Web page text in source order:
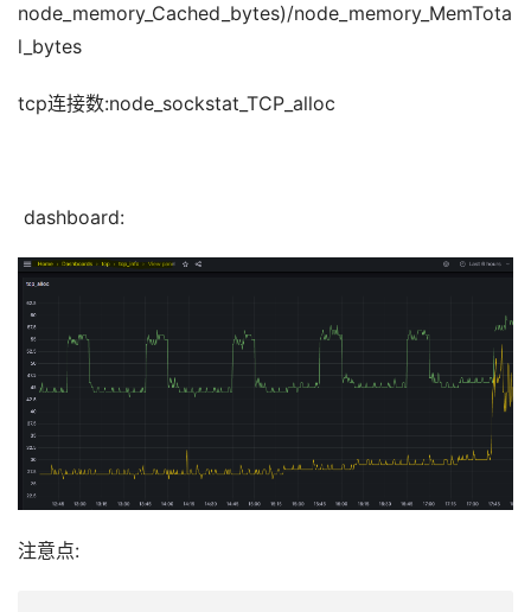
node_memory_Cached_bytes)/node_memory_MemTota
l_bytes
tcp连接数:node_sockstat_TCP_alloc
dashboard:
注意点: